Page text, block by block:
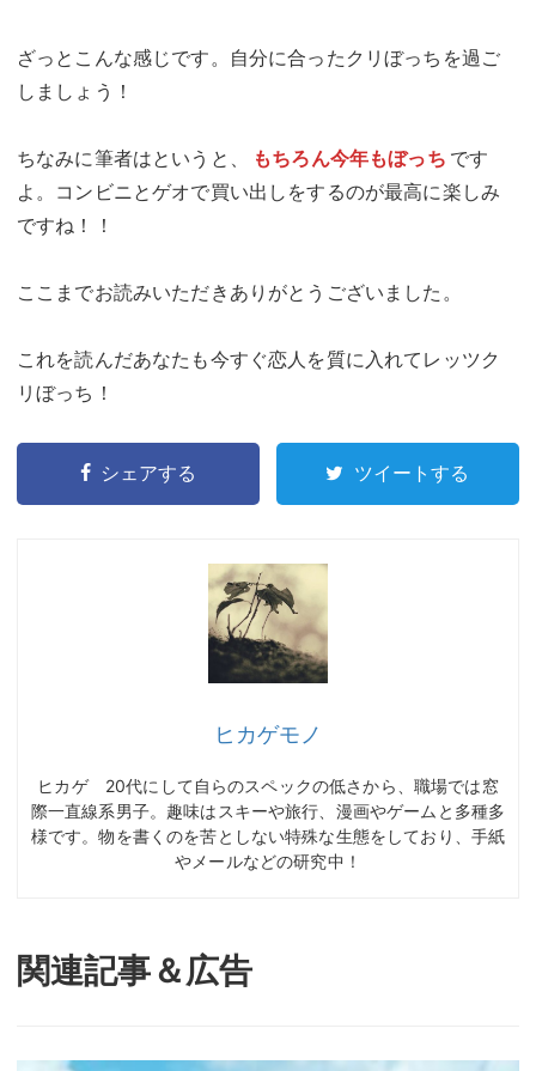
ざっとこんな感じです。自分に合ったクリぼっちを過ご
しましょう！
ちなみに筆者はというと、 もちろん今年もぼっち です
よ。コンビニとゲオで買い出しをするのが最高に楽しみ
ですね！！
ここまでお読みいただきありがとうございました。
これを読んだあなたも今すぐ恋人を質に入れてレッツク
リぼっち！
シェアする ツイートする
ヒカゲモノ
ヒカゲ 20代にして自らのスペックの低さから、職場では窓
際一直線系男子。趣味はスキーや旅行、漫画やゲームと多種多
様です。物を書くのを苦としない特殊な生態をしており、手紙
やメールなどの研究中！
関連記事＆広告